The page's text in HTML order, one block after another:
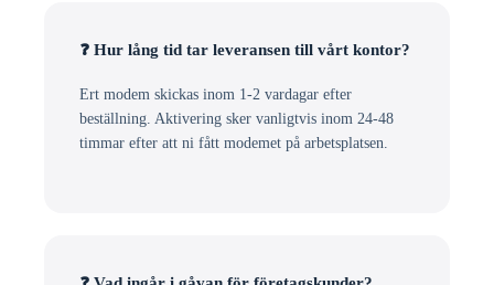
❓ Hur lång tid tar leveransen till vårt kontor?
Ert modem skickas inom 1-2 vardagar efter
beställning. Aktivering sker vanligtvis inom 24-48
timmar efter att ni fått modemet på arbetsplatsen.